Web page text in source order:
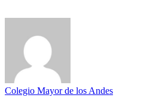
Colegio Mayor de los Andes